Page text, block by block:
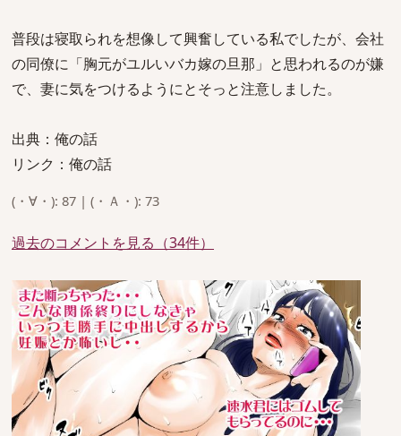
普段は寝取られを想像して興奮している私でしたが、会社
の同僚に「胸元がユルいバカ嫁の旦那」と思われるのが嫌
で、妻に気をつけるようにとそっと注意しました。
出典：俺の話
リンク：俺の話
(・∀・): 87 | (・Ａ・): 73
過去のコメントを見る（34件）